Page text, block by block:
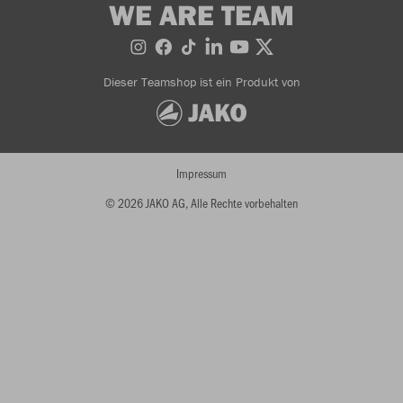
WE ARE TEAM
Dieser Teamshop ist ein Produkt von
© 2026 JAKO AG, Alle Rechte vorbehalten
Impressum